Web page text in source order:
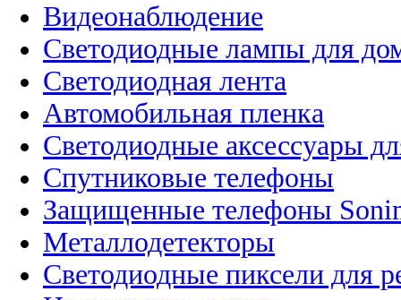
Видеонаблюдение
Светодиодные лампы для
Светодиодная лента
Автомобильная пленка
Светодиодные аксессуары
Спутниковые телефоны
Защищенные телефоны
Металлодетекторы
Светодиодные пиксели для